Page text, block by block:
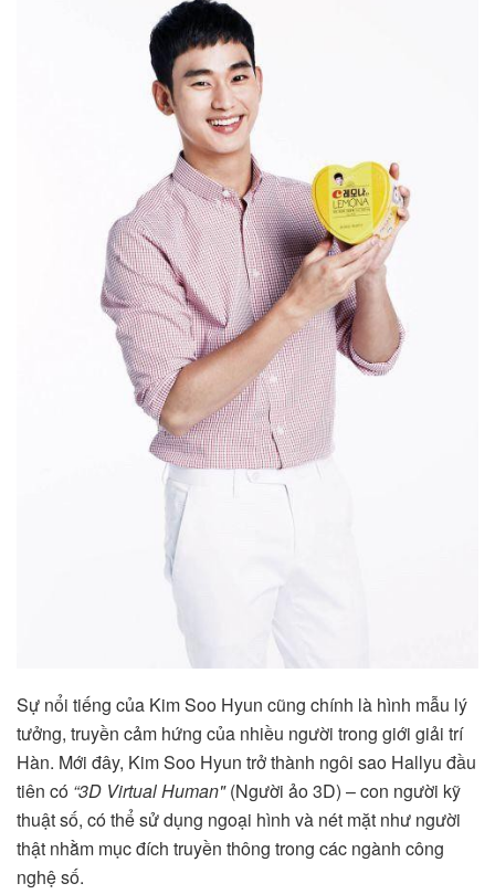
Sự nổi tiếng của Kim Soo Hyun cũng chính là hình mẫu lý
tưởng, truyền cảm hứng của nhiều người trong giới giải trí
Hàn. Mới đây, Kim Soo Hyun trở thành ngôi sao Hallyu đầu
tiên có “3D Virtual Human"(Người ảo 3D) – con người kỹ
thuật số, có thể sử dụng ngoại hình và nét mặt như người
thật nhằm mục đích truyền thông trong các ngành công
nghệ số.